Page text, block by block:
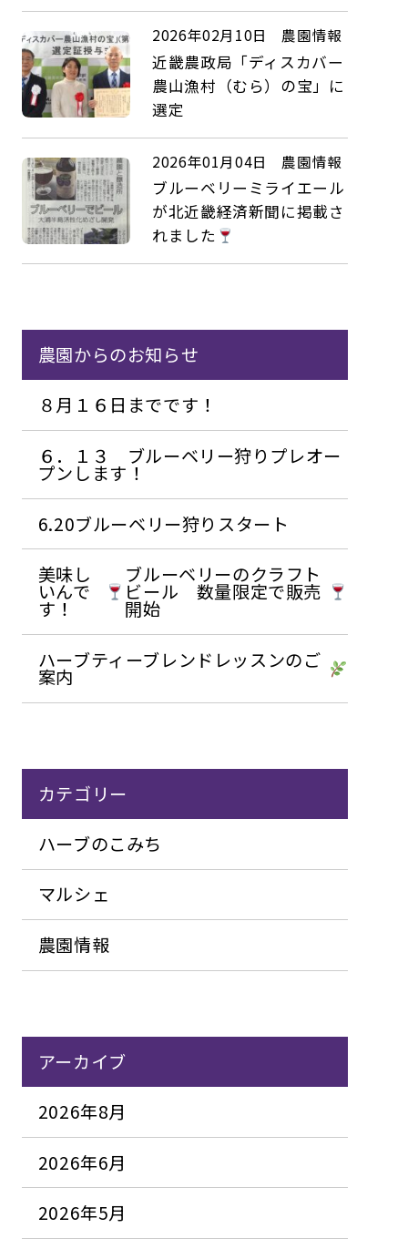
2026年02月10日 農園情報
近畿農政局「ディスカバー
農山漁村（むら）の宝」に
選定
2026年01月04日 農園情報
ブルーベリーミライエール
が北近畿経済新聞に掲載さ
れました
農園からのお知らせ
８月１６日までです！
６．１３ ブルーベリー狩りプレオー
プンします！
6.20ブルーベリー狩りスタート
美味し
いんで
す！
ブルーベリーのクラフト
ビール 数量限定で販売
開始
ハーブティーブレンドレッスンのご
案内
カテゴリー
ハーブのこみち
マルシェ
農園情報
アーカイブ
2026年8月
2026年6月
2026年5月